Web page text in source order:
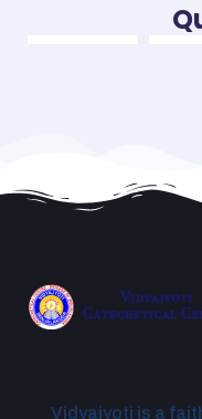
Vidyajyoti is a